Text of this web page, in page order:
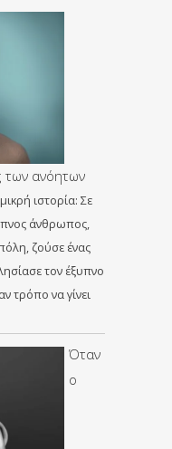
των ανόητων
ιστορία: Σε
άνθρωπος,
ζούσε ένας
τον έξυπνο
τρόπο να γίνει
Όταν
ο